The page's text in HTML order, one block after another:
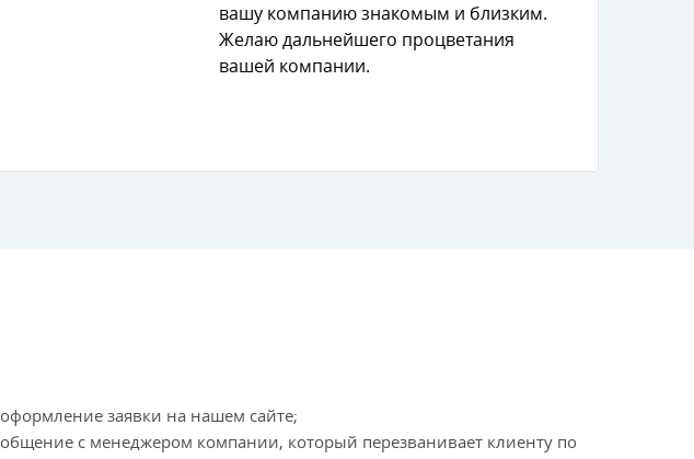
ашу компанию знакомым и близким.
Желаю дальнейшего процветания
ашей компании.
оформление заявки на нашем сайте;
общение с менеджером компании, который перезванивает клиенту по